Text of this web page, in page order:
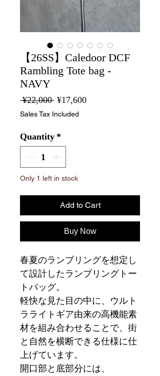
【26SS】Caledoor DCF
Rambling Tote bag -
NAVY
¥22,000 Regular
Price
¥17,600Sale
Sales Tax Included
Quantity *
Only 1 left in stock
Add to Cart
Buy Now
春夏のランブリングを想定し
て設計したランブリングトー
トバッグ。
軽快な見た目の中に、ウルト
ラライトギア由来の高機能素
材を組み合わせることで、街
と自然を横断できる仕様に仕
上げています。
開口部と底部分には、